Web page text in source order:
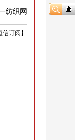
纺织网
信订阅】